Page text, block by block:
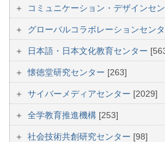
コミュニケーション・デザインセ
グローバルコラボレーションセン
日本語・日本文化教育センター
懐徳堂研究センター [263]
サイバーメディアセンター [2029]
全学教育推進機構 [253]
社会技術共創研究センター [98]